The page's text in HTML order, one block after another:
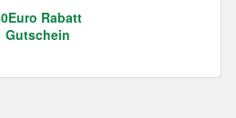
Rabatt
Gutschein